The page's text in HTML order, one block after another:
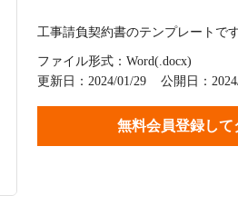
工事請負契約書のテンプレートで
ファイル形式：Word(.docx)
更新日：2024/01/29
公開日：
無料会員登録して